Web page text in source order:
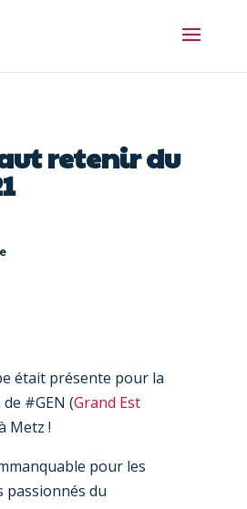
retenir du
était présente pour la
#GEN (Grand Est
Metz !
pour les
passionnés du